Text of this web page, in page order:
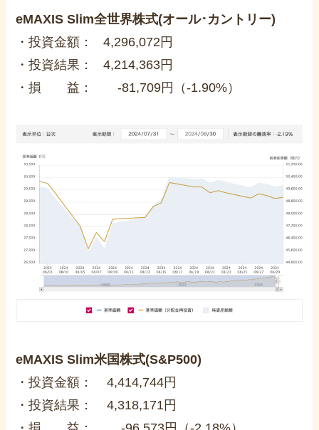
eMAXIS Slim全世界株式(オール･カントリー)
・投資金額： 4,296,072円
・投資結果： 4,214,363円
・損 益： -81,709円（-1.90%）
eMAXIS Slim米国株式(S&P500)
・投資金額： 4,414,744円
・投資結果： 4,318,171円